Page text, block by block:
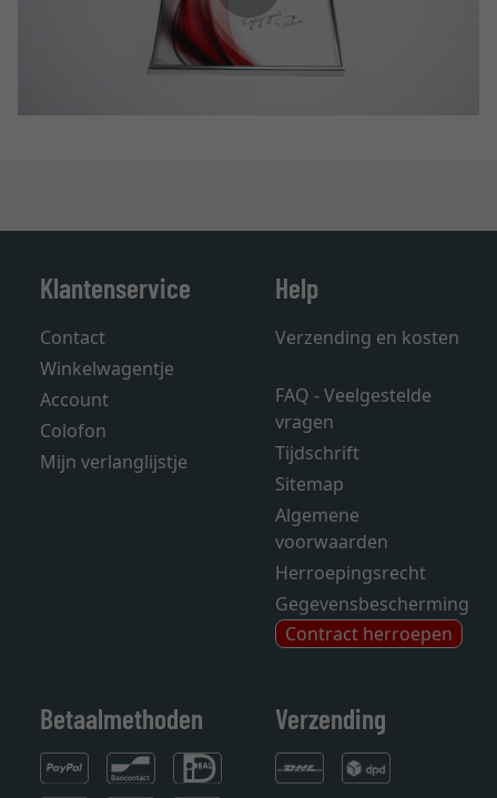
Klantenservice
Contact
Winkelwagentje
Account
Colofon
Mijn verlanglijstje
Help
Verzending en kosten
FAQ - Veelgestelde
vragen
Tijdschrift
Sitemap
Algemene
voorwaarden
Herroepingsrecht
Gegevensbescherming
Contract herroepen
Betaalmethoden Verzending